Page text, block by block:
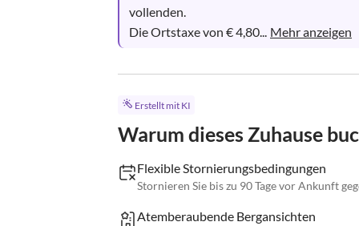
vollenden.
Die Ortstaxe von € 4,80... Mehr anzeigen
Erstellt mit KI
Warum dieses Zuhause
Flexible Stornierungsbedingungen
Stornieren Sie bis zu 90 Tage vor Ankunft
Atemberaubende Bergansichten